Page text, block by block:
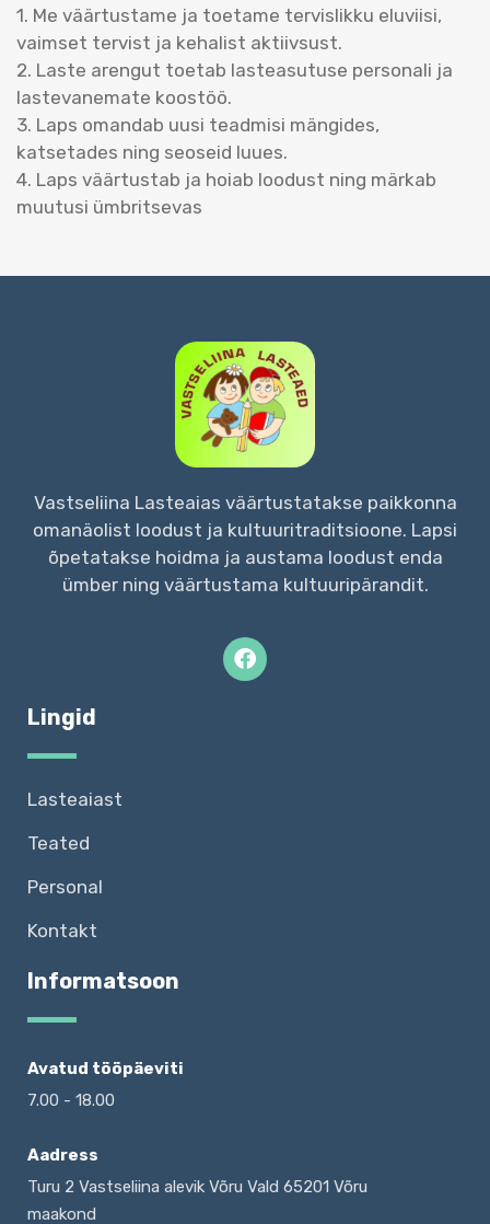
1. Me väärtustame ja toetame tervislikku eluviisi,
vaimset tervist ja kehalist aktiivsust.
2. Laste arengut toetab lasteasutuse personali ja
lastevanemate koostöö.
3. Laps omandab uusi teadmisi mängides,
katsetades ning seoseid luues.
4. Laps väärtustab ja hoiab loodust ning märkab
muutusi ümbritsevas
Vastseliina Lasteaias väärtustatakse paikkonna
omanäolist loodust ja kultuuritraditsioone. Lapsi
õpetatakse hoidma ja austama loodust enda
ümber ning väärtustama kultuuripärandit.
Lingid
Lasteaiast
Teated
Personal
Kontakt
Informatsoon
Avatud tööpäeviti
7.00 - 18.00
Aadress
Turu 2 Vastseliina alevik Võru Vald 65201 Võru
maakond